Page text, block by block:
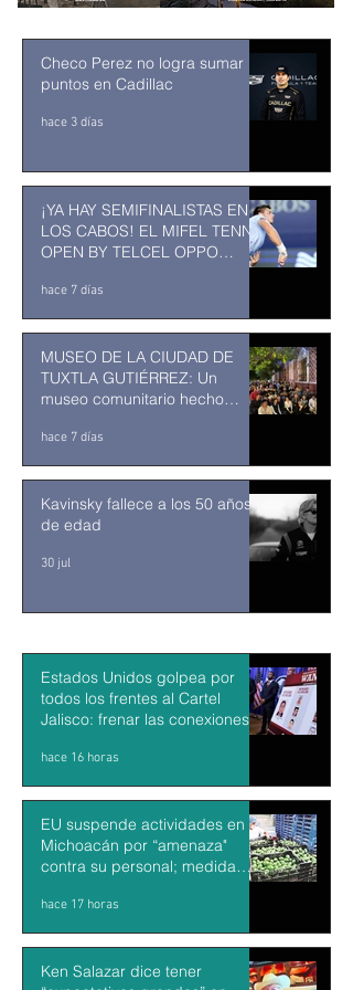
Checo Perez no logra sumar
puntos en Cadillac
hace 3 días
¡YA HAY SEMIFINALISTAS EN
LOS CABOS! EL MIFEL TENNIS
OPEN BY TELCEL OPPO
hace 7 días
MUSEO DE LA CIUDAD DE
TUXTLA GUTIÉRREZ: Un
museo comunitario hecho
hace 7 días
Kavinsky fallece a los 50 años
de edad
30 jul
Estados Unidos golpea por
todos los frentes al Cartel
Jalisco: frenar las conexiones
músculo económico
hace 16 horas
EU suspende actividades en
Michoacán por “amenaza"
contra su personal; medida
aguacate mexicano
hace 17 horas
Ken Salazar dice tener